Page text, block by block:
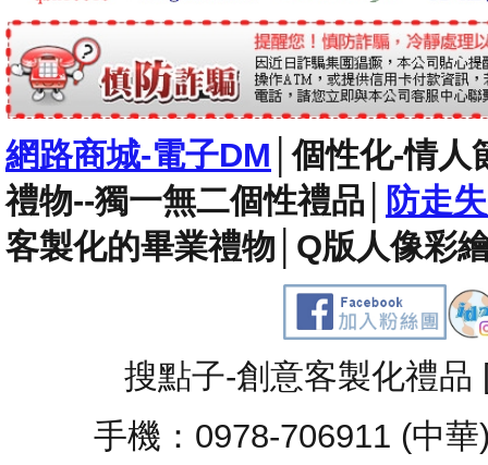
網路商城-電子DM │個性化-情人
禮物--獨一無二個性禮品
防走
客製化的畢業禮物 Q版人像彩
搜點子-創意客製化禮
手機：0978-706911 (中